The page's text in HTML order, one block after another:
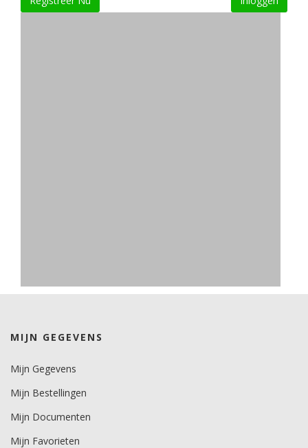
MIJN GEGEVENS
Mijn Gegevens
Mijn Bestellingen
Mijn Documenten
Mijn Favorieten